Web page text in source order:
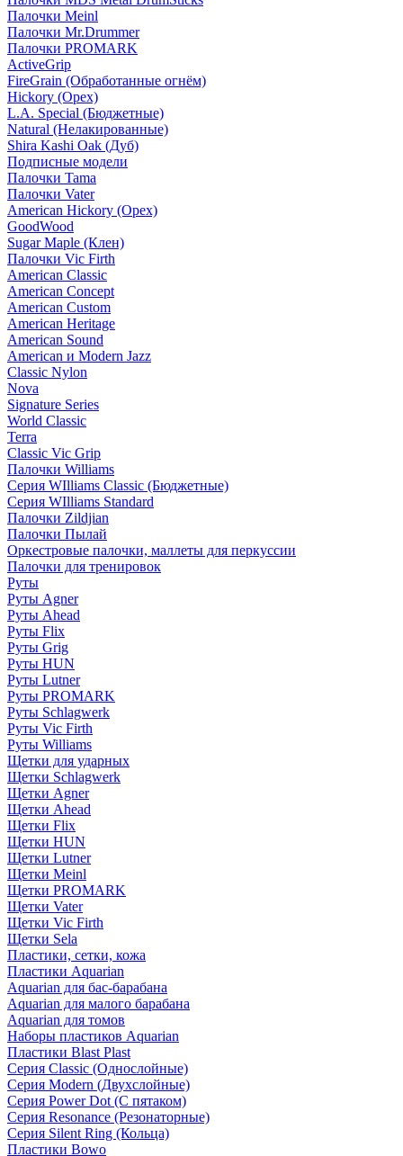
Палочки Meinl
Палочки Mr.Drummer
Палочки PROMARK
ActiveGrip
FireGrain (Обработанные огнём)
Hickory (Орех)
L.A. Special (Бюджетные)
Natural (Нелакированные)
Shira Kashi Oak (Дуб)
Подписные модели
Палочки Tama
Палочки Vater
American Hickory (Орех)
GoodWood
Sugar Maple (Клен)
Палочки Vic Firth
American Classic
American Concept
American Custom
American Heritage
American Sound
American и Modern Jazz
Classic Nylon
Nova
Signature Series
World Classic
Terra
Classic Vic Grip
Палочки Williams
Серия WIlliams Classic (Бюджетные)
Серия WIlliams Standard
Палочки Zildjian
Палочки Пылай
Оркестровые палочки, маллеты для перкуссии
Палочки для тренировок
Руты
Руты Agner
Руты Ahead
Руты Flix
Руты Grig
Руты HUN
Руты Lutner
Руты PROMARK
Руты Schlagwerk
Руты Vic Firth
Руты Williams
Щетки для ударных
Щетки Schlagwerk
Щетки Agner
Щетки Ahead
Щетки Flix
Щетки HUN
Щетки Lutner
Щетки Meinl
Щетки PROMARK
Щетки Vater
Щетки Vic Firth
Щетки Sela
Пластики, сетки, кожа
Пластики Aquarian
Aquarian для бас-барабана
Aquarian для малого барабана
Aquarian для томов
Наборы пластиков Aquarian
Пластики Blast Plast
Серия Classic (Однослойные)
Серия Modern (Двухслойные)
Серия Power Dot (С пятаком)
Серия Resonance (Резонаторные)
Серия Silent Ring (Кольца)
Пластики Bowo